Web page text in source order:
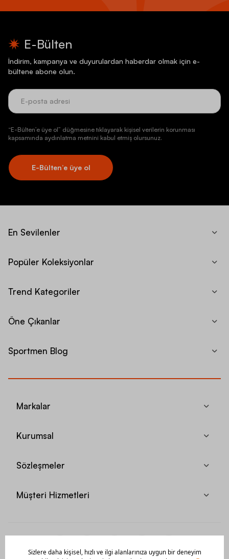
E-Bülten
İndirim, kampanya ve duyurulardan haberdar olmak için e-
bültene abone olun.
“E-Bülten’e üye ol” düğmesine tıklayarak kişisel verilerin korunması
kapsamında aydınlatma metnini kabul etmiş olursunuz.
E-Bülten’e üye ol
En Sevilenler
Popüler Koleksiyonlar
Trend Kategoriler
Öne Çıkanlar
Sportmen Blog
Markalar
Kurumsal
Sözleşmeler
Müşteri Hizmetleri